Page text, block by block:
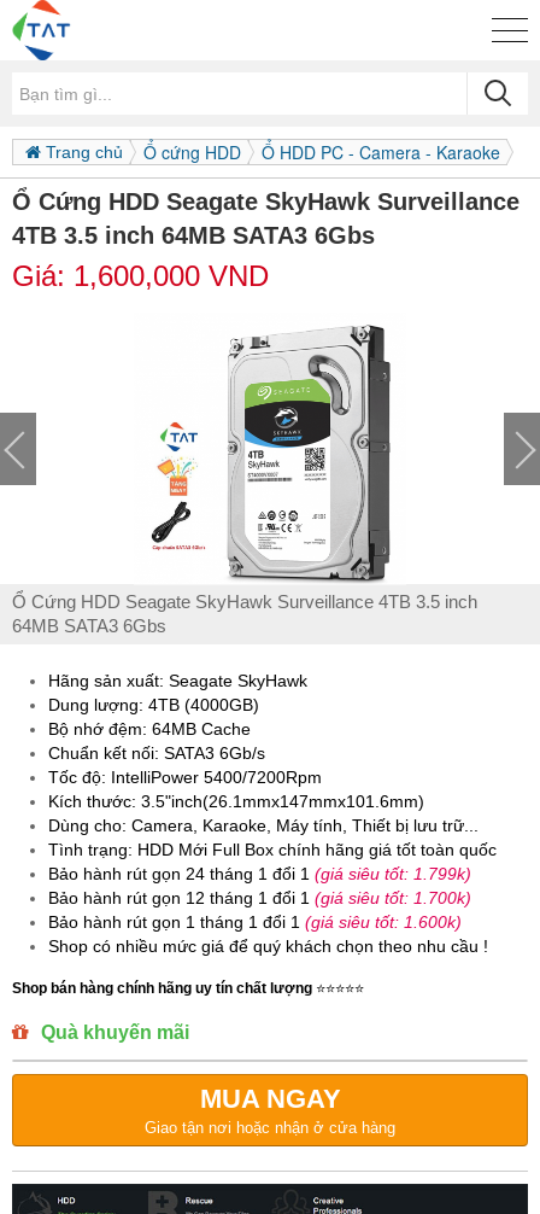
Trang chủ Ổ cứng HDD Ổ HDD PC - Camera - Karaoke
Ổ Cứng HDD Seagate SkyHawk Surveillance
4TB 3.5 inch 64MB SATA3 6Gbs
Giá: 1,600,000 VND
Ổ Cứng HDD Seagate SkyHawk Surveillance 4TB 3.5 inch
64MB SATA3 6Gbs
Hãng sản xuất: Seagate SkyHawk
Dung lượng: 4TB (4000GB)
Bộ nhớ đệm: 64MB Cache
Chuẩn kết nối: SATA3 6Gb/s
Tốc độ: IntelliPower 5400/7200Rpm
Kích thước: 3.5"inch(26.1mmx147mmx101.6mm)
Dùng cho: Camera, Karaoke, Máy tính, Thiết bị lưu trữ...
Tình trạng: HDD Mới Full Box chính hãng giá tốt toàn quốc
Bảo hành rút gọn 24 tháng 1 đổi 1 (giá siêu tốt: 1.799k)
Bảo hành rút gọn 12 tháng 1 đổi 1 (giá siêu tốt: 1.700k)
Bảo hành rút gọn 1 tháng 1 đổi 1 (giá siêu tốt: 1.600k)
Shop có nhiều mức giá để quý khách chọn theo nhu cầu !
Shop bán hàng chính hãng uy tín chất lượng ⭐️⭐️⭐️⭐️⭐️
Quà khuyến mãi
MUA NGAY
Giao tận nơi hoặc nhận ở cửa hàng